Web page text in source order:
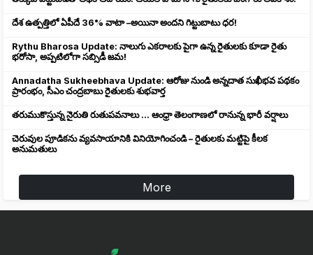
దేశ ఉత్పత్తిలో ఏపీదే 36% వాటా –అయినా అందని గిట్టుబాటు ధర!
Rythu Bharosa Update: నాలుగు ఎకరాలకు పైగా ఉన్న రైతులకు కూడా రైతు
భరోసా, అప్పటిలోగా సబ్సిడీ జమ!
Annadatha Sukheebhava Update: ఆరోజు నుండి అన్నదాత సుఖీభవ పథకం
ప్రారంభం, సీఎం చంద్రబాబు రైతులకు శుభవార్త
తరుముకొస్తున్న నైరుతి రుతుపవనాలు ... ఆంధ్రా తెలంగాణలో రానున్న భారీ వర్షాలు
చెరువుల పూడికను వ్యవసాయానికి వినియోగించండి – రైతులకు మట్టిపై కీలక
అనుమతులు
More